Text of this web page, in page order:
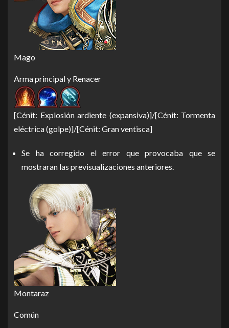
Mago
Arma principal y Renacer
[Cénit: Explosión ardiente (expansiva)]/[Cénit: Tormenta
eléctrica (golpe)]/[Cénit: Gran ventisca]
Se ha corregido el error que provocaba que se
mostraran las previsualizaciones anteriores.
Montaraz
Común